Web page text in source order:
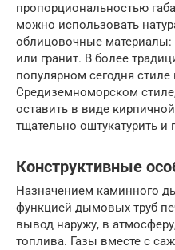
пропорциональностью
можно использовать
облицовочные
или гранит. В более
популярном сегодня стиле
Средиземноморском
оставить в виде
тщательно оштукатурить и
Конструктивные
Назначением каминного
функцией дымовых труб
вывод наружу, в
топлива. Газы вместе с